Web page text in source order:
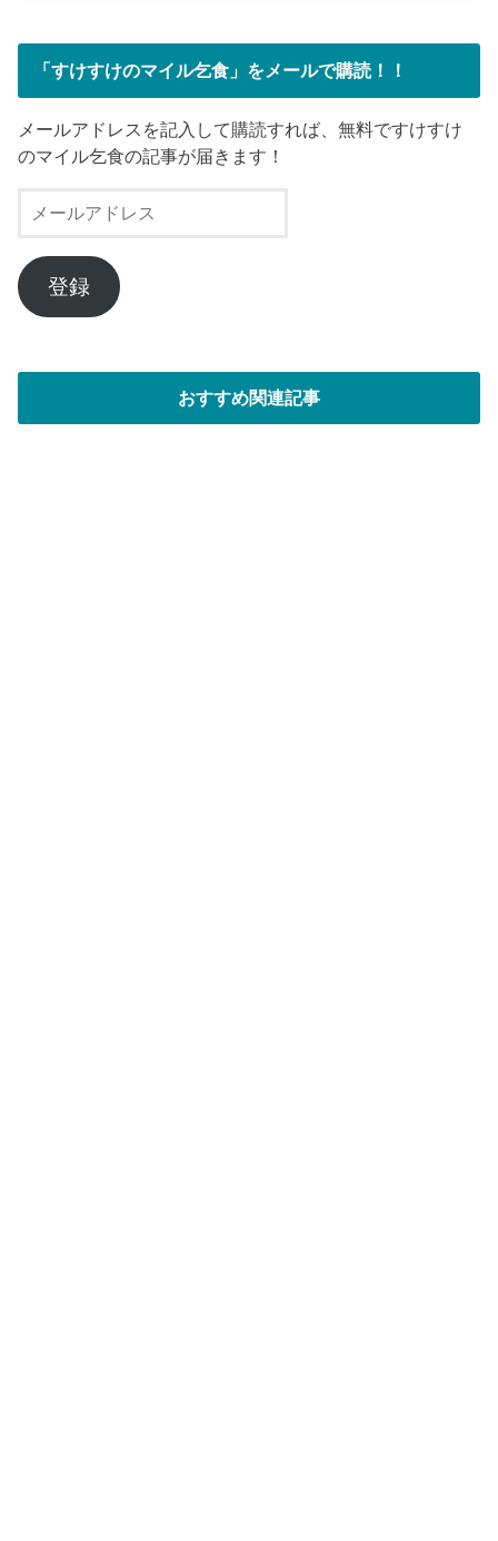
「すけすけのマイル乞食」をメールで購読！！
メールアドレスを記入して購読すれば、無料ですけすけ
のマイル乞食の記事が届きます！
ー
ル
ア
ド
登録
おすすめ関連記事